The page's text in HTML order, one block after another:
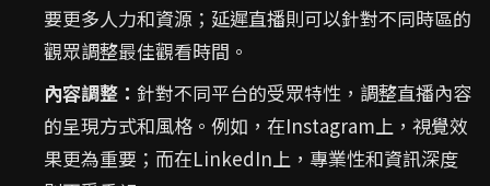
要更多人力和資源；延遲直播則可以針對不同時區的
觀眾調整最佳觀看時間。
內容調整： 針對不同平台的受眾特性，調整直播內容
的呈現方式和風格。例如，在Instagram上，視覺效
果更為重要；而在LinkedIn上，專業性和資訊深度